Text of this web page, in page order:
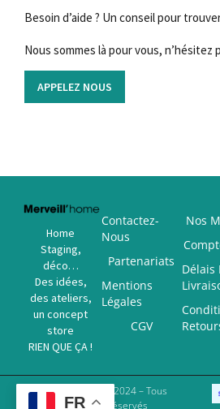
Besoin d’aide ? Un conseil pour
Nous sommes là pour vous, n’hésitez
APPELEZ NOUS
Home
Staging,
déco…
Des idées,
des ateliers,
un concept
store
RIEN QUE ÇA !
Contactez-
Nous
Partenariats
Mentions
Légales
CGV
Nos
Délais
Copyright © 2024 – Tous
Droits Réservés
FR